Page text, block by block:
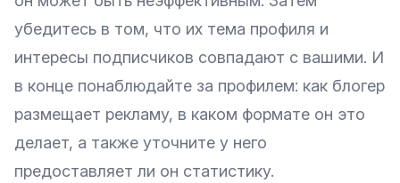
убедитесь в том, что их тема профиля и
интересы подписчиков совпадают с вашими. И
в конце понаблюдайте за профилем: как блогер
размещает рекламу, в каком формате он это
делает, а также уточните у него
предоставляет ли он статистику.